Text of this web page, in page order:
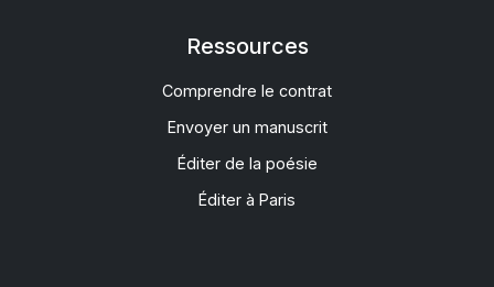
Ressources
Comprendre le contrat
Envoyer un manuscrit
Éditer de la poésie
Éditer à Paris